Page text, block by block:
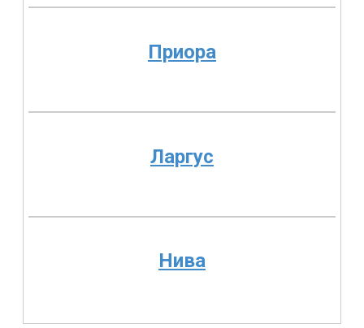
Приора
Ларгус
Нива